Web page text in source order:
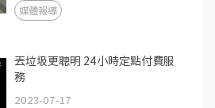
媒體報導
丟垃圾更聰明 24小時定點付費服
務
2023-07-17